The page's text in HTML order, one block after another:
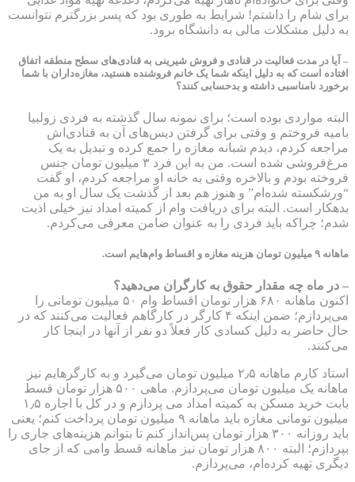
برای شام را داشتم! شرایط به طوری بود که پسر بزرگترم نتوانست
به دلیل مشکلات مالی به دانشگاه برود.
– آیا در مدت فعالیت در قنادی و فروش شیرینی به قنادی‌های سطح منطقه اتفاق
افتاده است که به دلیل اینکه شما یک خانم فروشنده هستید، مغازه‌داران با شما
برخورد نامناسبی داشته و بدحسابی کنند؟
البته مواردی بوده است؛ برای نمونه سال گذشته به فردی زولبیا
بامیه فروختم و وقتی برای گرفتن دیس‌های آن به قنادی‌اش
مراجعه کردم، دیدم شبانه مغازه را جمع کرده و تبدیل به یک
مرغ‌فروشی شده است. من به این فرد ۳ میلیون تومان جنس
فروخته بودم و بالاخره وقتی به خانه او مراجعه کردم، او گفت
“ورشکسته شده‌ام” و هنوز هم بعد از گذشت یک سال او به من
بدهکار است. البته برای دریافت وام از کمیته امداد نیز خیلی اذیت
شدم؛ چراکه باید فردی را به عنوان ضامن معرفی می‌کردم.
ماهانه ۹ میلیون تومان هزینه مغازه و اقساط وام‌هایم است.
– در ماه چه مقدار حقوق به کارگران می‌دهید؟
اکنون ماهانه ۶۸۰ هزار تومان اقساط وام ۵۰ میلیون تومانی را
می‌پردازم؛ ضمن اینکه ۴ کارگر در کارگاهم فعالیت می‌کنند که در
حال حاضر به دلیل کسادی کار فعلاً دو نفر از آنها در اینجا کار
می‌کنند.
استاد کارم ماهانه ۲٫۵ میلیون تومان می‌گیرد و به کارگرهایم نیز
ماهانه یک میلیون تومان می‌پردازم. ماهی ۵۰۰ هزار تومان قسط
بابت خرید مسکن به کمیته امداد می پردازم و در کل با اجاره ۱٫۵
میلیون تومانی مغازه باید ماهانه ۹ میلیون تومان پرداخت کنم؛ یعنی
باید روزانه ۳۰۰ هزار تومان پس‌انداز کنم تا بتوانم هزینه‌های جاری را
بپردازم؛ البته ۸۰۰ هزار تومان نیز ماهانه قسط وامی که از جای
دیگری تهیه کرده‌ام، می‌پردازم.